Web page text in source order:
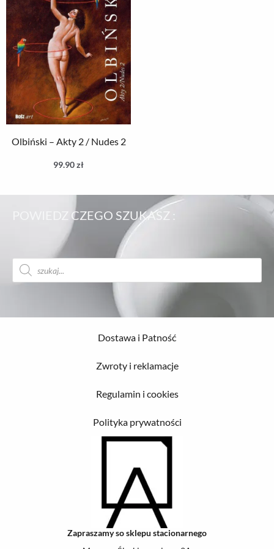
Olbiński – Akty 2 / Nudes 2
99.90zł
POWIEDZ CZEGO SZUKASZ :
Wyszukiwarka
produktów
Dostawa i Patność
Zwroty i reklamacje
Regulamin i cookies
Polityka prywatności
Zapraszamy so sklepu stacionarnego